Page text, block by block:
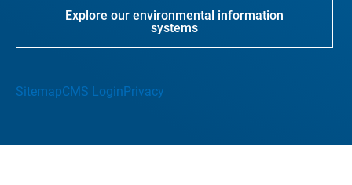
Explore our environmental information
systems
SitemapCMS Login Privacy